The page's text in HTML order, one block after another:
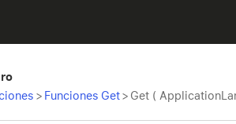
> Funciones Get> Get (